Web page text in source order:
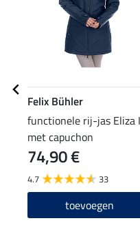
Felix Bühler
functionele rij-jas Eliza
met capuchon
74,90 €
4.7 33
toevoegen